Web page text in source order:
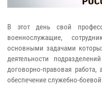
В этот день свой
военнослужащие,
основными задачами
деятельности
договорно-правовая
обеспечение служебно-